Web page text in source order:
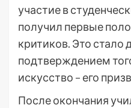
участие в
получил первые
критиков. Это стало
подтверждением
искусство – его
После окончания